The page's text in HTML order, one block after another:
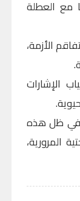
مع العطلة
الأزمة،
الإشارات
في ظل هذه
المرورية،